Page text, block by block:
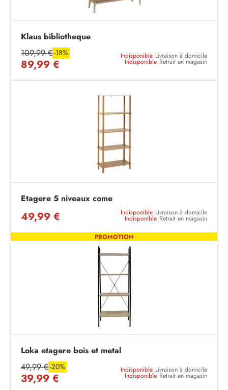
Klaus bibliotheque
109,99 €-18%
89,99 €
Indisponible Livraison à domicile
Indisponible Retrait en magasin
Etagere 5 niveaux come
49,99 € Indisponible Livraison à domicile
Indisponible Retrait en magasin
PROMOTION
Loka etagere bois et metal
49,99 €-20%
39,99 €
Indisponible Livraison à domicile
Indisponible Retrait en magasin